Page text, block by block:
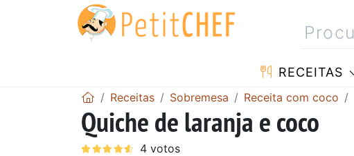
RECEITAS
Receitas Sobremesa Receita com coco
Quiche de laranja e coco